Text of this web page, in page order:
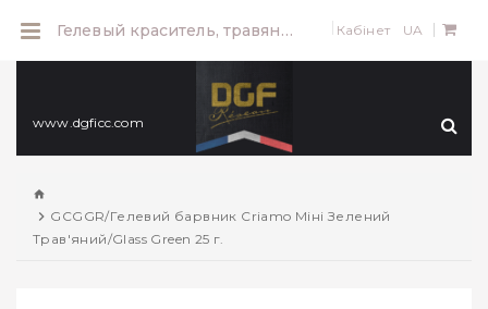
Кабінет UA
www.dgficc.com
GCGGR/Гелевий барвник Criamo Міні Зелений
Трав'яний/Glass Green 25 г.
Гелевый краситель, травянисто зеленый